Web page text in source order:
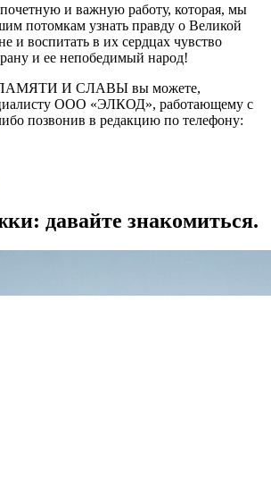
и важную работу, которая, мы
потомкам узнать правду о Великой
и воспитать в их сердцах чувство
и ее непобедимый народ!
И СЛАВЫ вы можете,
ООО «ЭЛКОД», работающему с
позвонив в редакцию по телефону:
давайте знакомиться.